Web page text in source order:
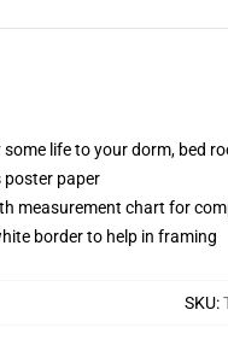
life to your dorm, bed
poster paper
measurement chart for
border to help in framing
SKU: